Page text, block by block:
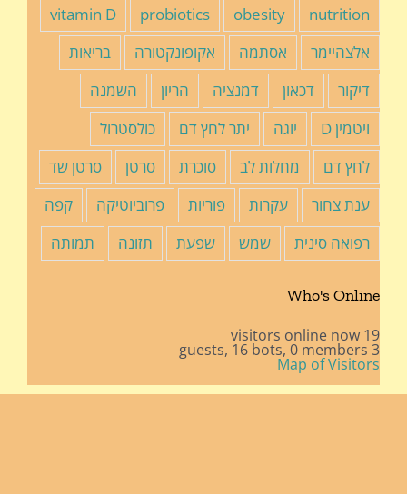
nutrition
obesity
probiotics
vitamin D
אלצהיימר
אסתמה אקופונקטורה
בריאות
דיקור
דכאון דמנציה הריון
השמנה
ויטמין D
יוגה יתר לחץ דם
כולסטרול
לחץ דם
מחלות לב סוכרת סרטן
סרטן שד
ענת צחור
עקרות פוריות פרוביוטיקה
קפה
רפואה סינית
שמש שפעת תזונה תמותה
Who's Online
19 visitors online now
3 guests,
16 bots, 0 members
Map of Visitors